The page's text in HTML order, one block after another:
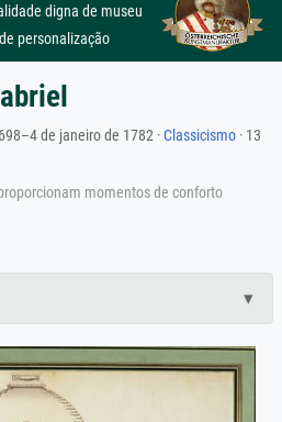
digna de museu
personalização
de janeiro de 1782 ·Classicismo · 13
momentos de conforto